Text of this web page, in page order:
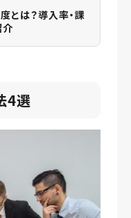
とは？導入率・課
介
4選